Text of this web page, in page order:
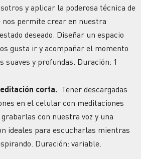
y aplicar la poderosa técnica de
nos permite crear en nuestra
deseado. Diseñar un espacio
gusta ir y acompañar el momento
suaves y profundas. Duración: 1
corta.
Tener descargadas
en el celular con meditaciones
con nuestra voz y una
ideales para escucharlas mientras
Duración: variable.